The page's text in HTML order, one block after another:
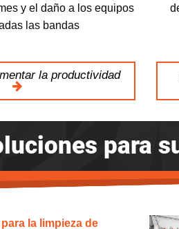
y el daño a los equipos
las bandas
la productividad
para
la limpieza de